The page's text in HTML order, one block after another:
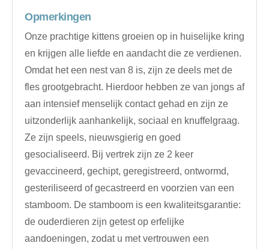
Opmerkingen
Onze prachtige kittens groeien op in huiselijke kring
en krijgen alle liefde en aandacht die ze verdienen.
Omdat het een nest van 8 is, zijn ze deels met de
fles grootgebracht. Hierdoor hebben ze van jongs af
aan intensief menselijk contact gehad en zijn ze
uitzonderlijk aanhankelijk, sociaal en knuffelgraag.
Ze zijn speels, nieuwsgierig en goed
gesocialiseerd. Bij vertrek zijn ze 2 keer
gevaccineerd, gechipt, geregistreerd, ontwormd,
gesteriliseerd of gecastreerd en voorzien van een
stamboom. De stamboom is een kwaliteitsgarantie:
de ouderdieren zijn getest op erfelijke
aandoeningen, zodat u met vertrouwen een